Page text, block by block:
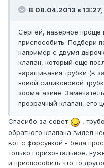
В 08.04.2013 в 13:27,
Сергей, наверное проще
приспособить. Подбери
например с двумя
клапан, который еще
наращивания трубки (в
новой силиконовой
зоомагазине.
прозрачный клапан, его
Спасибо за совет
,
обратного клапана видел
вот с форсункой - беда
только горизонтальное,
и приспособить что то